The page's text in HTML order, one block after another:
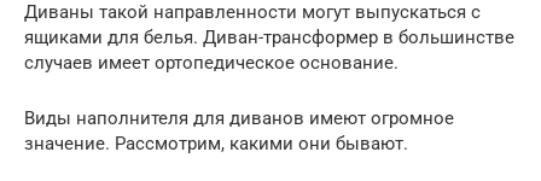
Диваны такой направленности могут выпускаться с
ящиками для белья. Диван-трансформер в большинстве
случаев имеет ортопедическое основание.
Виды наполнителя для диванов имеют огромное
значение. Рассмотрим, какими они бывают.